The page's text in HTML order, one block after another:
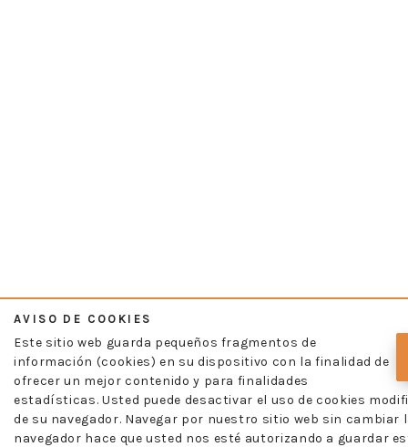
AVISO DE COOKIES
Este sitio web guarda pequeños fragmentos de
información (cookies) en su dispositivo con la finalidad de
ofrecer un mejor contenido y para finalidades
estadísticas. Usted puede desactivar el uso de cookies
de su navegador. Navegar por nuestro sitio web sin cambiar
navegador hace que usted nos esté autorizando a guardar